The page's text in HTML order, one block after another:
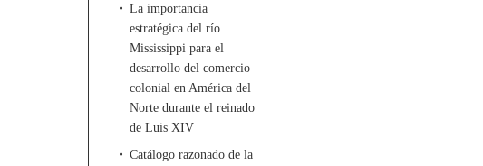
La importancia
estratégica del río
Mississippi para el
desarrollo del comercio
colonial en América del
Norte durante el reinado
de Luis XIV
Catálogo razonado de la